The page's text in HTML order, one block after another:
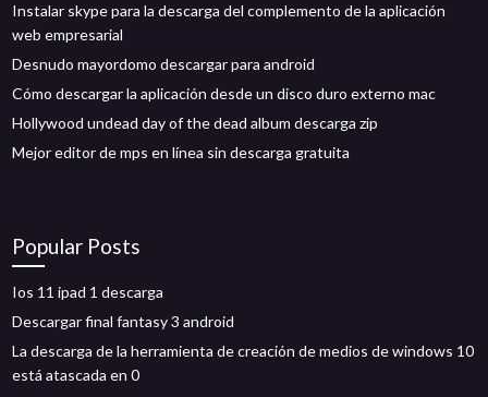
Instalar skype para la descarga del complemento de la aplicación
web empresarial
Desnudo mayordomo descargar para android
Cómo descargar la aplicación desde un disco duro externo mac
Hollywood undead day of the dead album descarga zip
Mejor editor de mps en línea sin descarga gratuita
Popular Posts
Ios 11 ipad 1 descarga
Descargar final fantasy 3 android
La descarga de la herramienta de creación de medios de windows 10
está atascada en 0